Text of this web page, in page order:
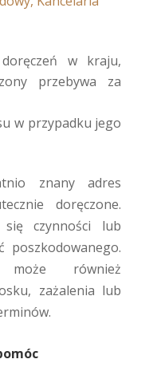
w kraju,
przebywa za
w przypadku jego
znany adres
doręczone.
czynności lub
poszkodowanego.
może również
zażalenia lub